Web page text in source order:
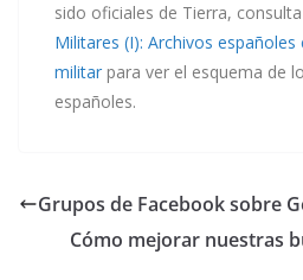
sido oficiales de Tierra,
Militares (I): Archivos
militar para ver el esquema de
españoles.
Grupos de Facebook sobre
Cómo mejorar nuestras